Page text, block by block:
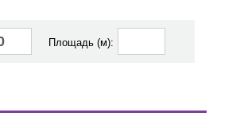
Площадь (м):